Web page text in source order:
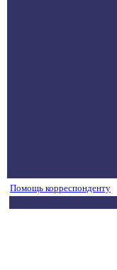
Помощь корреспонденту